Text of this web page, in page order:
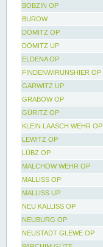
BOBZIN OP
BUROW
DÖMITZ OP
DÖMITZ UP
ELDENA OP
FINDENWIRUNSHIER OP
GARWITZ UP
GRABOW OP
GÜRITZ OP
KLEIN LAASCH WEHR OP
LEWITZ OP
LÜBZ OP
MALCHOW WEHR OP
MALLISS OP
MALLISS UP
NEU KALLISS OP
NEUBURG OP
NEUSTADT GLEWE OP